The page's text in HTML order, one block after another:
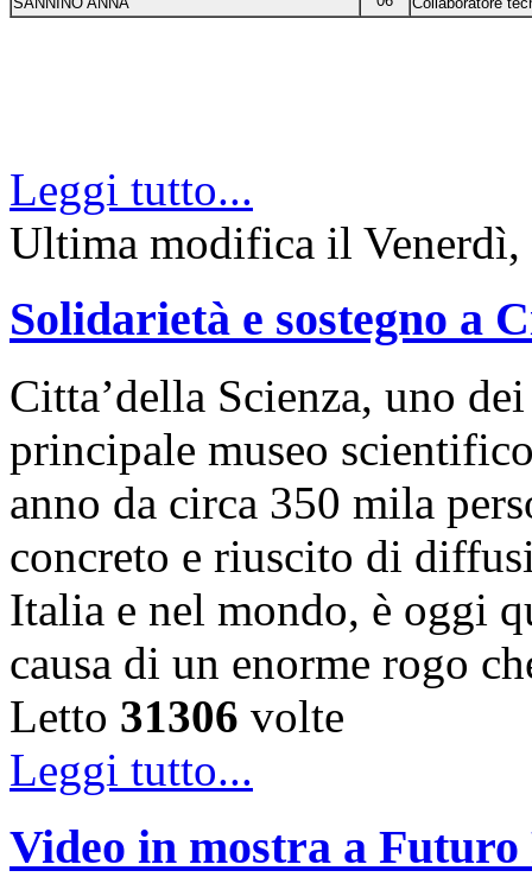
Leggi tutto...
Ultima modifica il
Solidarietà e sostegno a
Citta’della Scienza, uno
principale museo
anno da circa 350 mila
concreto e riuscito di
Italia e nel mondo, è oggi
causa di un enorme rogo
Letto 31306 volte
Leggi tutto...
Video in mostra a Futuro